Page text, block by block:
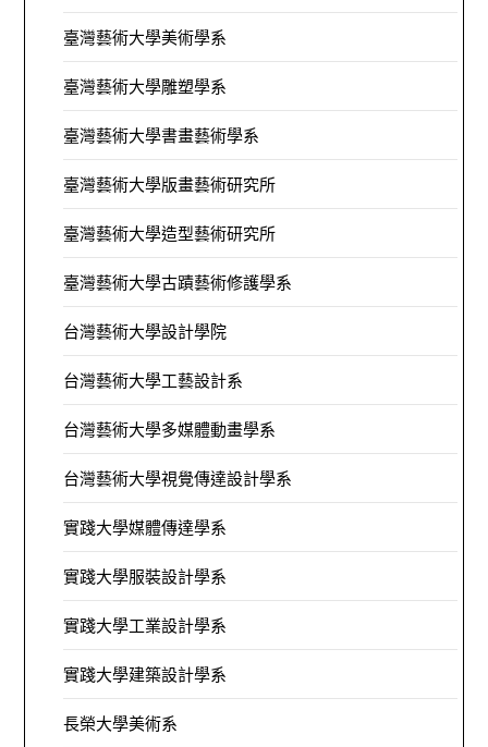
臺灣藝術大學美術學系
臺灣藝術大學雕塑學系
臺灣藝術大學書畫藝術學系
臺灣藝術大學版畫藝術研究所
臺灣藝術大學造型藝術研究所
臺灣藝術大學古蹟藝術修護學系
台灣藝術大學設計學院
台灣藝術大學工藝設計系
台灣藝術大學多媒體動畫學系
台灣藝術大學視覺傳達設計學系
實踐大學媒體傳達學系
實踐大學服裝設計學系
實踐大學工業設計學系
實踐大學建築設計學系
長榮大學美術系